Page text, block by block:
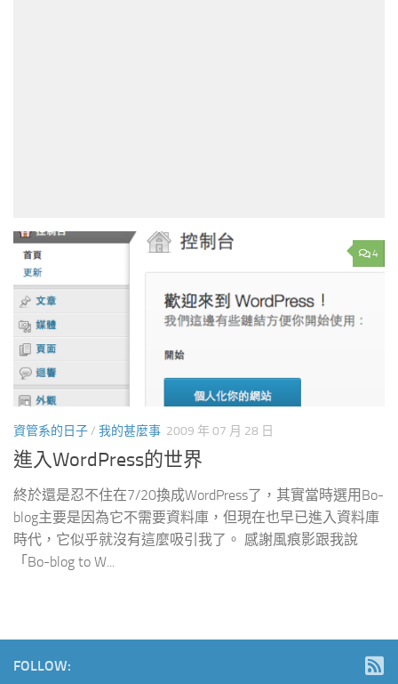
4
資管系的日子/ 我的甚麼事 2009 年 07 月 28 日
進入WordPress的世界
終於還是忍不住在7/20換成WordPress了，其實當時選用Bo-
blog主要是因為它不需要資料庫，但現在也早已進入資料庫
時代，它似乎就沒有這麼吸引我了。 感謝風痕影跟我說
「Bo-blog to W...
FOLLOW: